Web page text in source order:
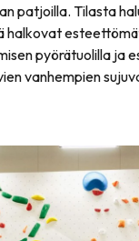
patjoilla. Tilasta
halkovat
pyörätuolilla ja
vanhempien